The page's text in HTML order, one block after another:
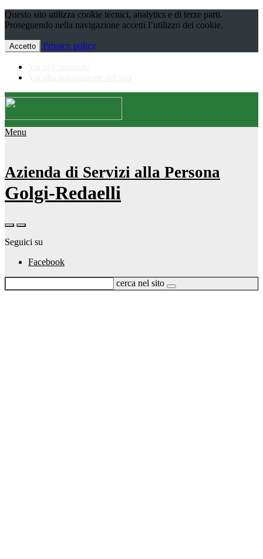
Questo sito utilizza cookie tecnici, analytics e di terze parti.
Proseguendo nella navigazione accetti l’utilizzo dei cookie.
Accetto Privacy policy
Menu
Azienda di Servizi alla Persona
Golgi-Redaelli
Seguici su
Facebook
cerca nel sito